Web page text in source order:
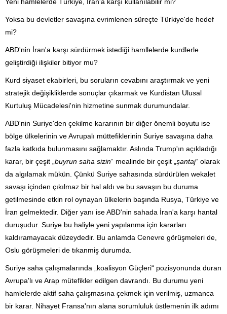
Yoksa bu devletler savaşına evrimlenen süreçte Türkiye'de hedef
mi?
ABD'nin İran'a karşı sürdürmek istediği hamllelerde kurdlerle
geliştirdiği ilişkiler bitiyor mu?
Kurd siyaset ekabirleri, bu soruların cevabını araştırmak ve yeni
stratejik değişikliklerde sonuçlar çıkarmak ve Kurdistan Ulusal
Kurtuluş Mücadelesi'nin hizmetine sunmak durumundalar.
ABD'nin Suriye'den çekilme kararının bir diğer önemli boyutu ise
bölge ülkelerinin ve Avrupalı müttefiklerinin Suriye savaşına daha
fazla katkıda bulunmasını sağlamaktır. Aslında Trump'ın açıkladığı
karar, bir çeşit „ buyrun saha sizin“ mealinde bir çeşit „ şantaj“ olarak
da algılamak mükün. Çünkü Suriye sahasında sürdürülen wekalet
savaşı içinden çıkılmaz bir hal aldı ve bu savaşın bu duruma
getilmesinde etkin rol oynayan ülkelerin başında Rusya, Türkiye ve
İran gelmektedir. Diğer yanı ise ABD'nin sahada İran'a karşı hantal
duruşudur. Suriye bu haliyle yeni yapılanma için kararları
kaldıramayacak düzeydedir. Bu anlamda Cenevre görüşmeleri de,
Oslu görüşmeleri de tıkanmiş durumda.
Suriye saha çalışmalarında „koalisyon Güçleri“ pozisyonunda duran
Avrupa'lı ve Arap mütefikler edilgen davrandı. Bu durumu yeni
hamlelerde aktif saha çalışmasına çekmek için verilmiş, uzmanca
bir karar. Nihayet Fransa'nın alana sorumluluk üstlemenin ilk adımı